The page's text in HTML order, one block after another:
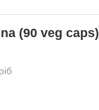
(90 veg caps)